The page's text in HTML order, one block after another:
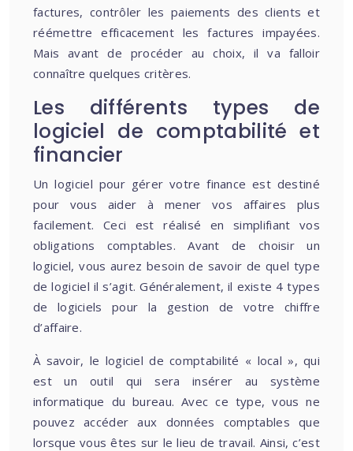
factures, contrôler les paiements des clients et
réémettre efficacement les factures impayées.
Mais avant de procéder au choix, il va falloir
connaître quelques critères.
Les différents types de
logiciel de comptabilité et
financier
Un logiciel pour gérer votre finance est destiné
pour vous aider à mener vos affaires plus
facilement. Ceci est réalisé en simplifiant vos
obligations comptables. Avant de choisir un
logiciel, vous aurez besoin de savoir de quel type
de logiciel il s’agit. Généralement, il existe 4 types
de logiciels pour la gestion de votre chiffre
d’affaire.
À savoir, le logiciel de comptabilité « local », qui
est un outil qui sera insérer au système
informatique du bureau. Avec ce type, vous ne
pouvez accéder aux données comptables que
lorsque vous êtes sur le lieu de travail. Ainsi, c’est